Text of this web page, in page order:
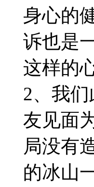
身心的
诉也是
这样的
2、我
友见面
局没有
的冰山